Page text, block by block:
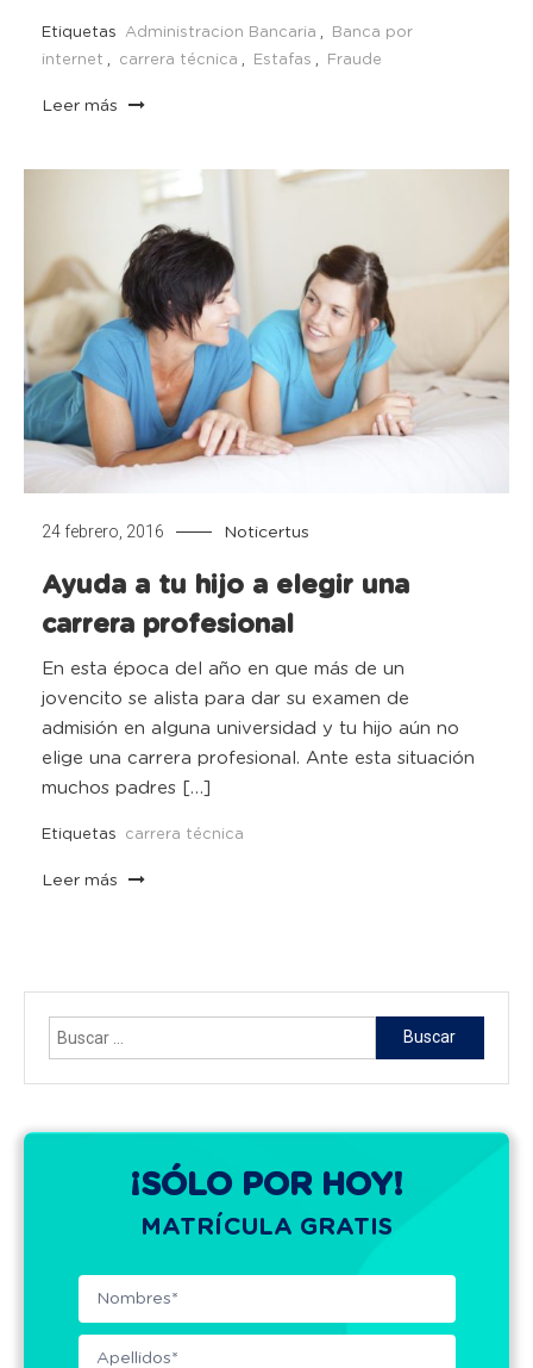
Etiquetas Administracion Bancaria ,
Banca por
internet , carrera técnica , Estafas , Fraude
Leer más
24 febrero, 2016 Noticertus
Ayuda a tu hijo a elegir una
carrera profesional
En esta época del año en que más de un
jovencito se alista para dar su examen de
admisión en alguna universidad y tu hijo aún no
elige una carrera profesional. Ante esta situación
muchos padres […]
Etiquetas carrera técnica
Leer más
Buscar:
¡SÓLO POR HOY!
MATRÍCULA GRATIS